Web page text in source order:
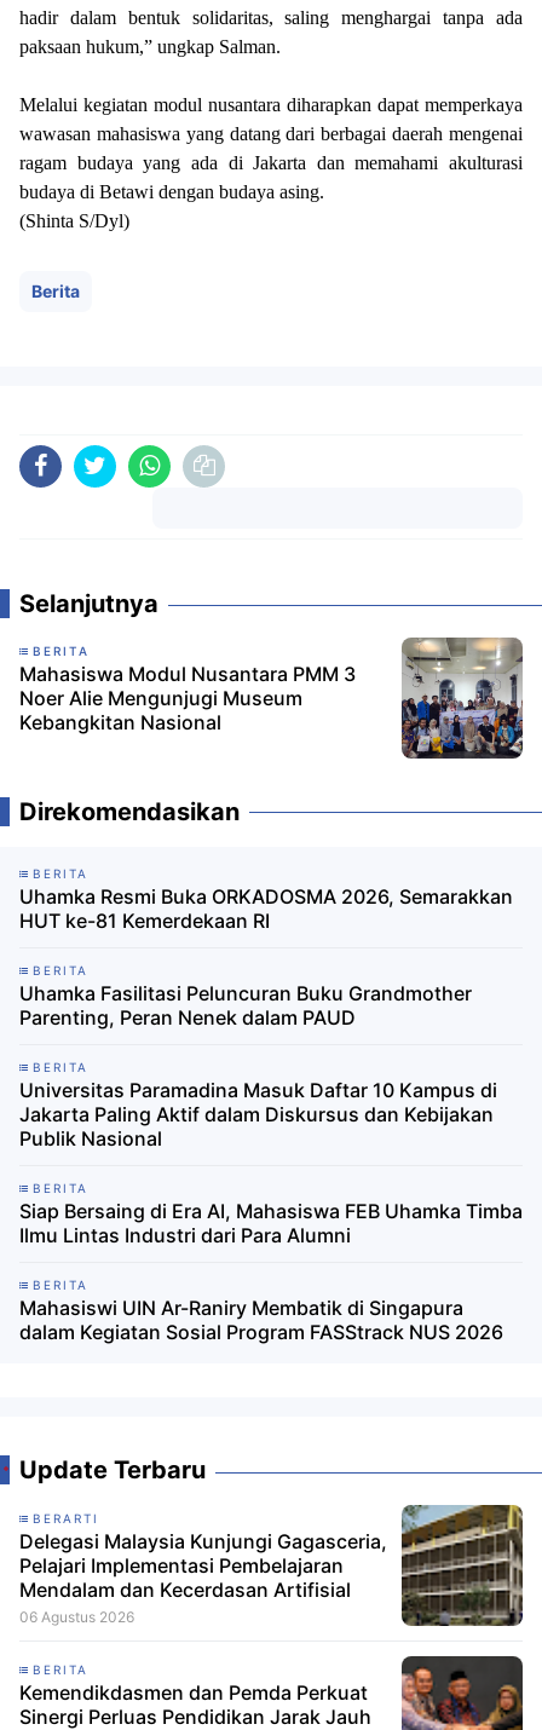
hadir dalam bentuk solidaritas, saling menghargai tanpa ada
paksaan hukum,” ungkap Salman.
Melalui kegiatan modul nusantara diharapkan dapat memperkaya
wawasan mahasiswa yang datang dari berbagai daerah mengenai
ragam budaya yang ada di Jakarta dan memahami akulturasi
budaya di Betawi dengan budaya asing.
(Shinta S/Dyl)
Berita
Selanjutnya
BERITA
Mahasiswa Modul Nusantara PMM 3
Noer Alie Mengunjugi Museum
Kebangkitan Nasional
Direkomendasikan
BERITA
Uhamka Resmi Buka ORKADOSMA 2026, Semarakkan
HUT ke-81 Kemerdekaan RI
BERITA
Uhamka Fasilitasi Peluncuran Buku Grandmother
Parenting, Peran Nenek dalam PAUD
BERITA
Universitas Paramadina Masuk Daftar 10 Kampus di
Jakarta Paling Aktif dalam Diskursus dan Kebijakan
Publik Nasional
BERITA
Siap Bersaing di Era AI, Mahasiswa FEB Uhamka Timba
Ilmu Lintas Industri dari Para Alumni
BERITA
Mahasiswi UIN Ar-Raniry Membatik di Singapura
dalam Kegiatan Sosial Program FASStrack NUS 2026
Update Terbaru
BERARTI
Delegasi Malaysia Kunjungi Gagasceria,
Pelajari Implementasi Pembelajaran
Mendalam dan Kecerdasan Artifisial
06 Agustus 2026
BERITA
Kemendikdasmen dan Pemda Perkuat
Sinergi Perluas Pendidikan Jarak Jauh